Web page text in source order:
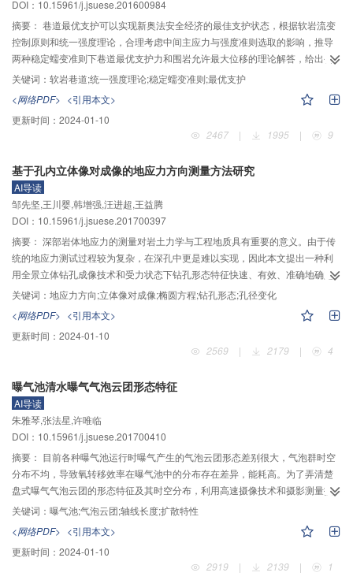
性上也可以说明岩性不同，场地效应也不同，且坡高越大，这种区别就更加明
显；在中低高度（80 m以下），傅里叶幅值几乎随坡度保持不变，且在此高度
范围缓倾边坡的最大幅值基本相同，而对于高边坡，则会有所不同，坡度越
陡，幅值越大，基本成线性增大趋势；对于非均质成层的边坡，坡高不同，傅
里叶谱不相同，主频段也不相同；软弱夹层岩质边坡的傅里叶谱基本与相对应
一致，说明夹层厚度对傅里叶谱的影响不大。与规范的放大系数相比，软岩类
型均质边坡放大系数计算值基本与其相同，而对于中硬岩、硬岩和上中硬岩下
硬岩等类型边坡放大系数计算值则都小于规范值，随着坡高及坡度的增加，计
制得比较小，应扩大对坡高、坡度的规定。该研究可以为变电站工程设计提供
技术支持。
DOI：10.15961/j.jsuese.201600984
摘要： 巷道最优支护可以实现新奥法安全经济的最佳支护状态，根据软岩流变
控制原则和统一强度理论，合理考虑中间主应力与强度准则选取的影响，推导
两种稳定蠕变准则下巷道最优支护力和围岩允许最大位移的理论解答，给出公
式适用条件、应用步骤，并进行两个工程实例验证，分析中间主应力、岩石长
期强度及围岩抗剪强度参数等对巷道最优支护力与围岩允许最大位移的影响规
律。结果表明：本文理论解答可退化为文献已有结果，具有较好的可比性；所
得公式表达简洁，参数易于确定，具有良好的工程应用前景；两种稳定蠕变准
则的巷道最优支护参数的变化规律一致且整体差异较小，但应力偏张量第三不
优支护参数的影响显著，Mohr-Coulomb准则的结果过于保守，难以发挥围岩的
强度潜力；岩石长期强度是巷道最优支护设计的关键参数，围岩黏聚力相比内
摩擦角对巷道最优支护参数的影响更为明显，应充分考虑岩石强度参数的变异
性。所得结果可为软岩巷道的最优支护设计与施工提供理论指导和建议。
关键词： 软岩巷道;统一强度理论;稳定蠕变准则;最优支护
<网络PDF> <引用本文>
更新时间： 2024-01-10
2467
| 1995 | 9
基于孔内立体像对成像的地应力方向测量方法研究
AI导读
邹先坚,王川婴,韩增强,汪进超,王益腾
DOI：10.15961/j.jsuese.201700397
摘要： 深部岩体地应力的测量对岩土力学与工程地质具有重要的意义。由于传
统的地应力测试过程较为复杂，在深孔中更是难以实现，因此本文提出一种利
用全景立体钻孔成像技术和受力状态下钻孔形态特征快速、有效、准确地确定
地应力方向的测量方法。该方法利用基于双锥镜成像原理的全景立体钻孔成像
技术获得钻孔孔壁同一位置不同视角的两幅立体像对图像，通过对像对图像构
建钻孔孔径形态数值以刻画钻孔孔壁的几何形态特征。根据地应力的作用下圆
形钻孔孔壁变成椭圆形孔壁，进而推导出圆形孔壁变成椭圆之后的标准椭圆方
程，并建立椭圆形态参数与地应力方向的关系。据此，结合全景立体钻孔成像
向，进而测得孔内的地应力方向。最后利用标准模型进行模拟测试。结果表明
该方法测量的钻孔几何形态与实际的应力方向保持一致，验证了该方法的正确
性和可靠性。该方法应用了最新的钻孔成像技术，在不依赖岩体物性参数的前
提下，实现了基于钻孔形态的地应力方向的直接获取，为深部岩体地应力的测
量提供一种新的途径和测试方法。
关键词： 地应力方向;立体像对成像;椭圆方程;钻孔形态;孔径变化
<网络PDF> <引用本文>
更新时间： 2024-01-10
2569
| 2179 | 4
曝气池清水曝气气泡云团形态特征
AI导读
朱雅琴,张法星,许唯临
DOI：10.15961/j.jsuese.201700410
摘要： 目前各种曝气池运行时曝气产生的气泡云团形态差别很大，气泡群时空
分布不均，导致氧转移效率在曝气池中的分布存在差异，能耗高。为了弄清楚
盘式曝气气泡云团的形态特征及其时空分布，利用高速摄像技术和摄影测量技
术，对室内清水曝气实验模型中的气泡云团轴线长度、径向尺度和形态演化进
行了观测。结果表明:实验范围内气泡云团轴线形状与水流流速分布曲线形状基
本类似，气泡群轴线长度与水深之比介于1.03～1.30之间。曝气量由0.25 m
/h
增大到2.0 m3/h时，气泡云团轴线长度和气泡的驻留时间先增大后减小。随着曝
气量增大，气泡云团形状变得不规则，且随时间变化越频繁。多个曝气盘曝气
关键词： 曝气池;气泡云团;轴线长度;扩散特性
<网络PDF> <引用本文>
更新时间： 2024-01-10
2919
| 2139 | 1